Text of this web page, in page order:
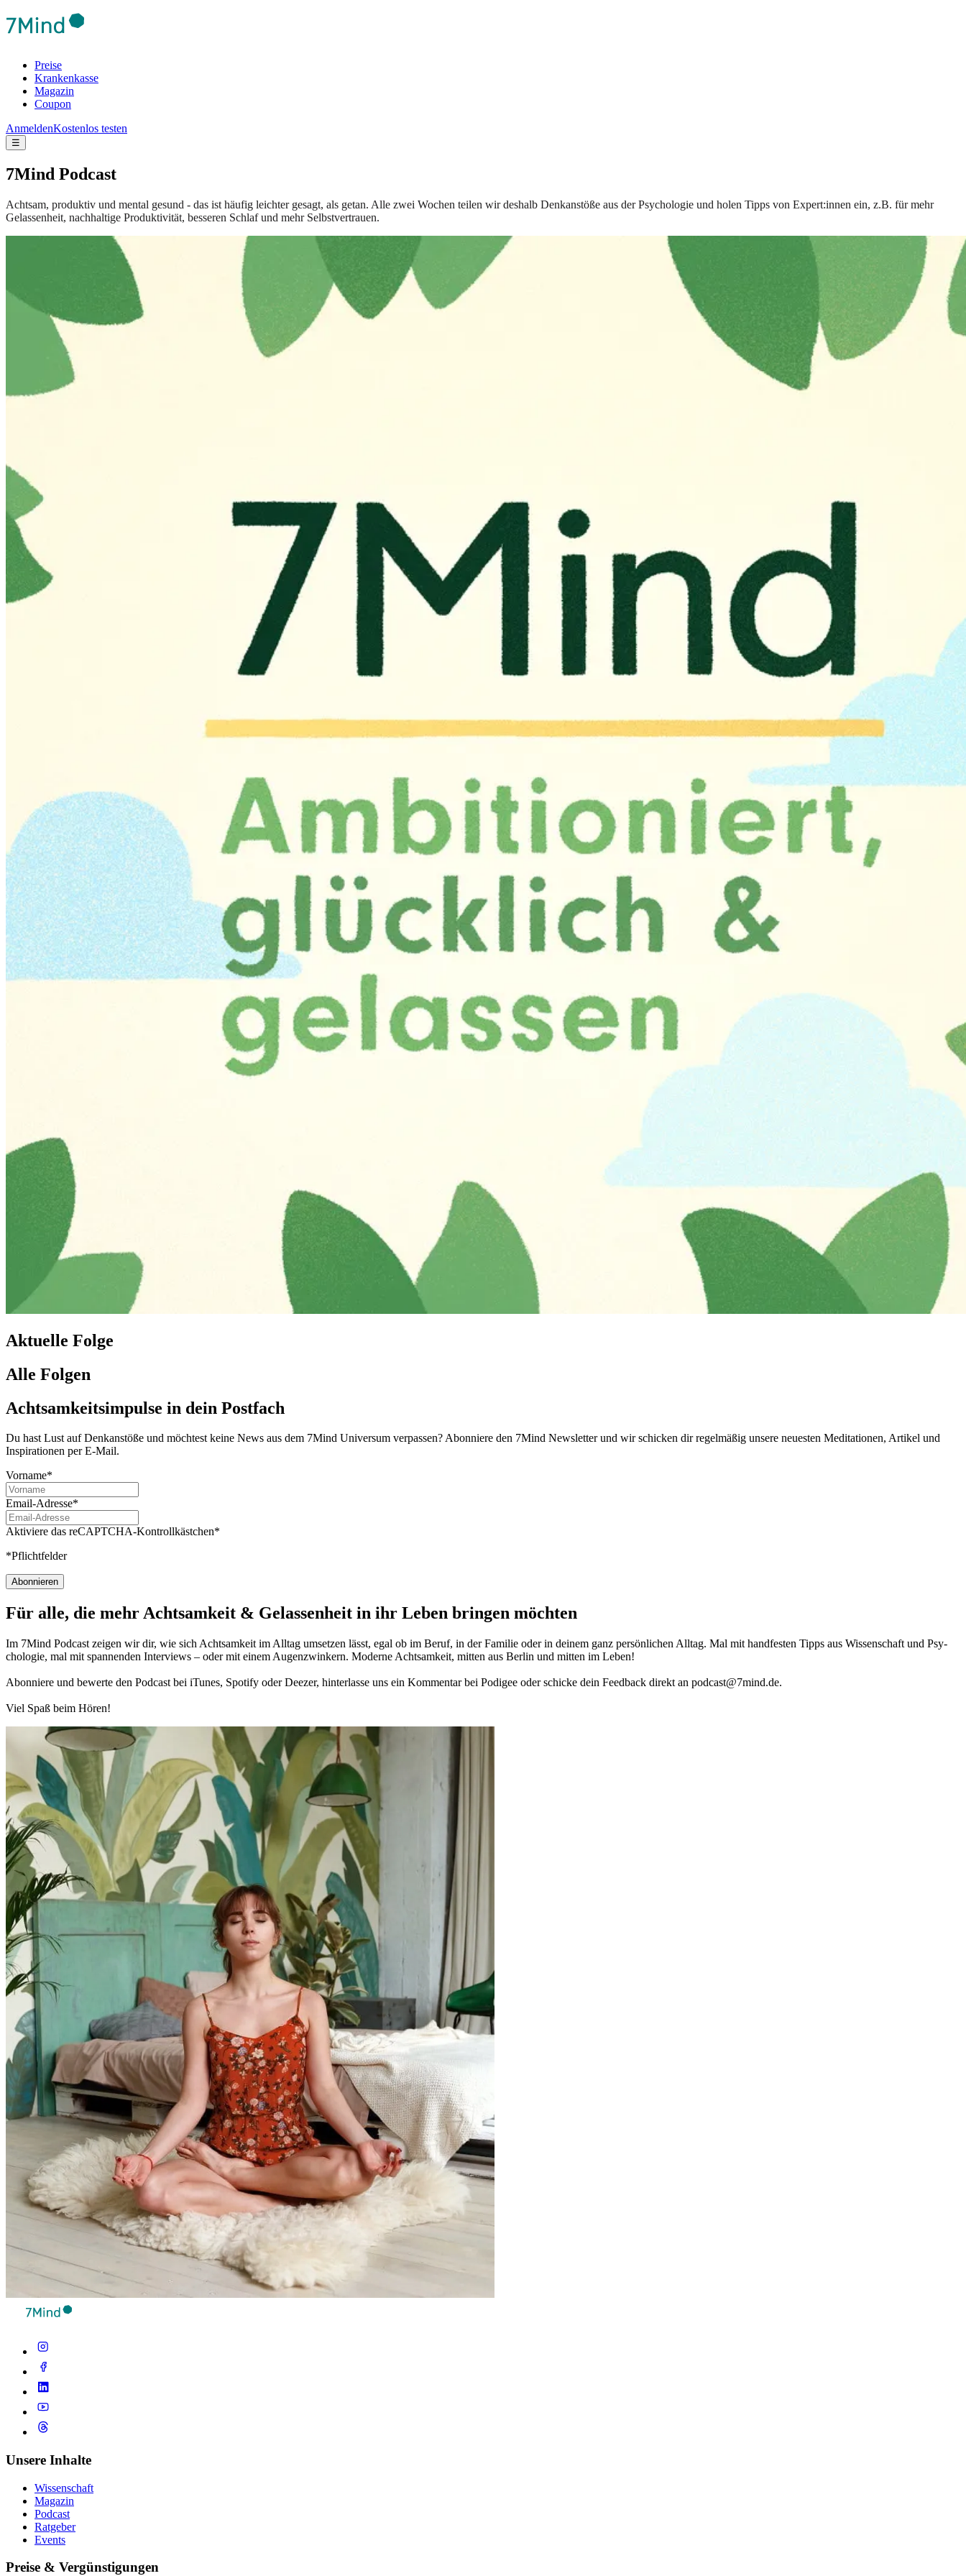
Preise
Krankenkasse
Magazin
Coupon
AnmeldenKostenlos testen
☰
7Mind Podcast
Achtsam, produktiv und mental gesund - das ist häufig leichter gesagt, als getan. Alle zwei Wochen teilen wir deshalb Denkanstöße aus der Psychologie und holen Tipps von Expert:innen ein, z.B. für mehr
Gelassenheit, nachhaltige Produktivität, besseren Schlaf und mehr Selbstvertrauen.
Aktuelle Folge
Alle Folgen
Achtsamkeitsimpulse in dein Postfach
Du hast Lust auf Denkanstöße und möchtest keine News aus dem 7Mind Universum verpassen? Abon­niere den 7Mind News­let­ter und wir schicken dir regelmäßig unsere neuesten Meditationen, Artikel und
Inspirationen per E-Mail.
Vorname*
Email-Adresse*
Aktiviere das reCAPTCHA-Kontrollkästchen*
*Pflichtfelder
Abonnieren
Für alle, die mehr Acht­sam­keit & Gelas­sen­heit in ihr Leben brin­gen möch­ten
Im 7Mind Pod­cast zeigen wir dir, wie sich Acht­sam­keit im Alltag umset­zen lässt, egal ob im Beruf, in der Fami­lie oder in deinem ganz per­sön­li­chen Alltag. Mal mit hand­fes­ten Tipps aus Wis­sen­schaft und Psy­
cho­lo­gie, mal mit spannenden Interviews – oder mit einem Augen­zwin­kern. Moderne Acht­sam­keit, mitten aus Berlin und mitten im Leben!
Abon­niere und bewerte den Pod­cast bei iTunes, Spo­tify oder Deezer, hin­ter­lasse uns ein Kom­men­tar bei Podigee oder schi­cke dein Feed­back direkt an podcast@​7​mind.​de.
Viel Spaß beim Hören!
Unsere Inhalte
Wissenschaft
Magazin
Podcast
Ratgeber
Events
Preise & Vergünstigungen